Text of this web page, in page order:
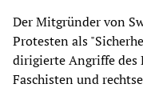
Der Mitgründer von
Protesten als
dirigierte Angriffe des
Faschisten und